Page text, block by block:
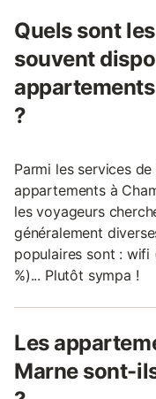
Quels sont
souvent
?
Parmi les services
appartements à
les voyageurs
généralement
populaires sont : wifi
%)... Plutôt sympa !
Les
Marne sont-